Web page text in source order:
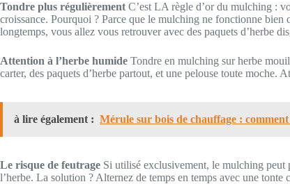
Tondre plus régulièrement C’est LA règle d’or du mulching :
croissance. Pourquoi ? Parce que le mulching ne fonctionne bien
longtemps, vous allez vous retrouver avec des paquets d’herbe
Attention à l’herbe humide Tondre en mulching sur herbe
carter, des paquets d’herbe partout, et une pelouse toute moche.
à lire également : Mérule sur bois de chauffage :
Le risque de feutrage Si utilisé exclusivement, le mulching peut
l’herbe. La solution ? Alternez de temps en temps avec une tonte